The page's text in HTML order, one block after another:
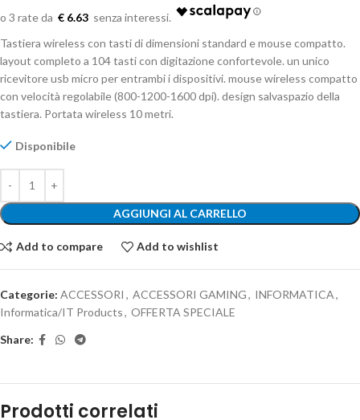
€ 6.63
Tastiera wireless con tasti di dimensioni standard e mouse compatto.
layout completo a 104 tasti con digitazione confortevole. un unico
ricevitore usb micro per entrambi i dispositivi. mouse wireless compatto
con velocità regolabile (800-1200-1600 dpi). design salvaspazio della
tastiera. Portata wireless 10 metri.
Disponibile
AGGIUNGI AL CARRELLO
Add to compare Add to wishlist
Categorie: ACCESSORI , ACCESSORI GAMING, INFORMATICA,
Informatica/IT Products, OFFERTA SPECIALE
Share:
Prodotti correlati